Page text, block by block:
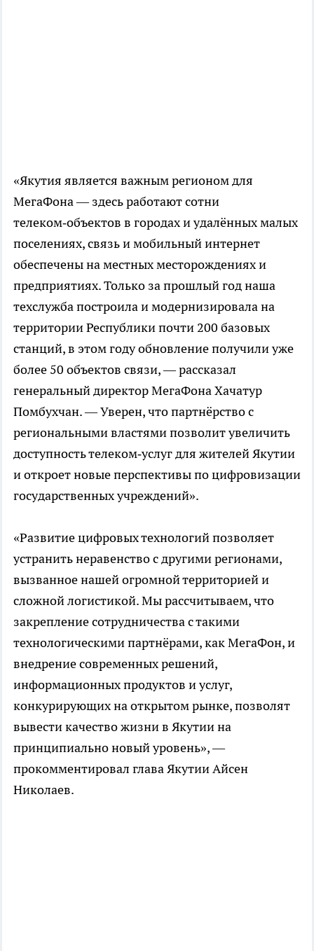
«Якутия является важным регионом для
МегаФона — здесь работают сотни
телеком‑объектов в городах и удалённых малых
поселениях, связь и мобильный интернет
обеспечены на местных месторождениях и
предприятиях. Только за прошлый год наша
техслужба построила и модернизировала на
территории Республики почти 200 базовых
станций, в этом году обновление получили уже
более 50 объектов связи, — рассказал
генеральный директор МегаФона Хачатур
Помбухчан. — Уверен, что партнёрство с
региональными властями позволит увеличить
доступность телеком‑услуг для жителей Якутии
и откроет новые перспективы по цифровизации
государственных учреждений».
«Развитие цифровых технологий позволяет
устранить неравенство с другими регионами,
вызванное нашей огромной территорией и
сложной логистикой. Мы рассчитываем, что
закрепление сотрудничества с такими
технологическими партнёрами, как МегаФон, и
внедрение современных решений,
информационных продуктов и услуг,
конкурирующих на открытом рынке, позволят
вывести качество жизни в Якутии на
принципиально новый уровень», —
прокомментировал глава Якутии Айсен
Николаев.